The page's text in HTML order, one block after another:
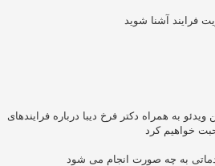
فرایند آشنا شوید
به همراه دکتر فرخ دیبا درباره فرایندهای
خواهیم کرد
به چه صورت انجام می شود